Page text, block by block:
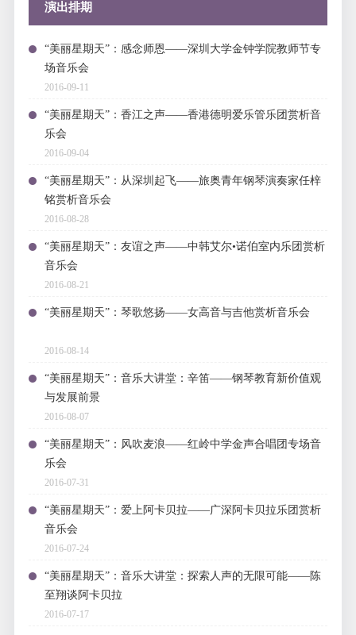
演出排期
“美丽星期天”：感念师恩——深圳大学金钟学院教师节专
场音乐会
2016-09-11
“美丽星期天”：香江之声——香港德明爱乐管乐团赏析音
乐会
2016-09-04
“美丽星期天”：从深圳起飞——旅奥青年钢琴演奏家任梓
铭赏析音乐会
2016-08-28
“美丽星期天”：友谊之声——中韩艾尔•诺伯室内乐团赏析
音乐会
2016-08-21
“美丽星期天”：琴歌悠扬——女高音与吉他赏析音乐会
2016-08-14
“美丽星期天”：音乐大讲堂：辛笛——钢琴教育新价值观
与发展前景
2016-08-07
“美丽星期天”：风吹麦浪——红岭中学金声合唱团专场音
乐会
2016-07-31
“美丽星期天”：爱上阿卡贝拉——广深阿卡贝拉乐团赏析
音乐会
2016-07-24
“美丽星期天”：音乐大讲堂：探索人声的无限可能——陈
至翔谈阿卡贝拉
2016-07-17